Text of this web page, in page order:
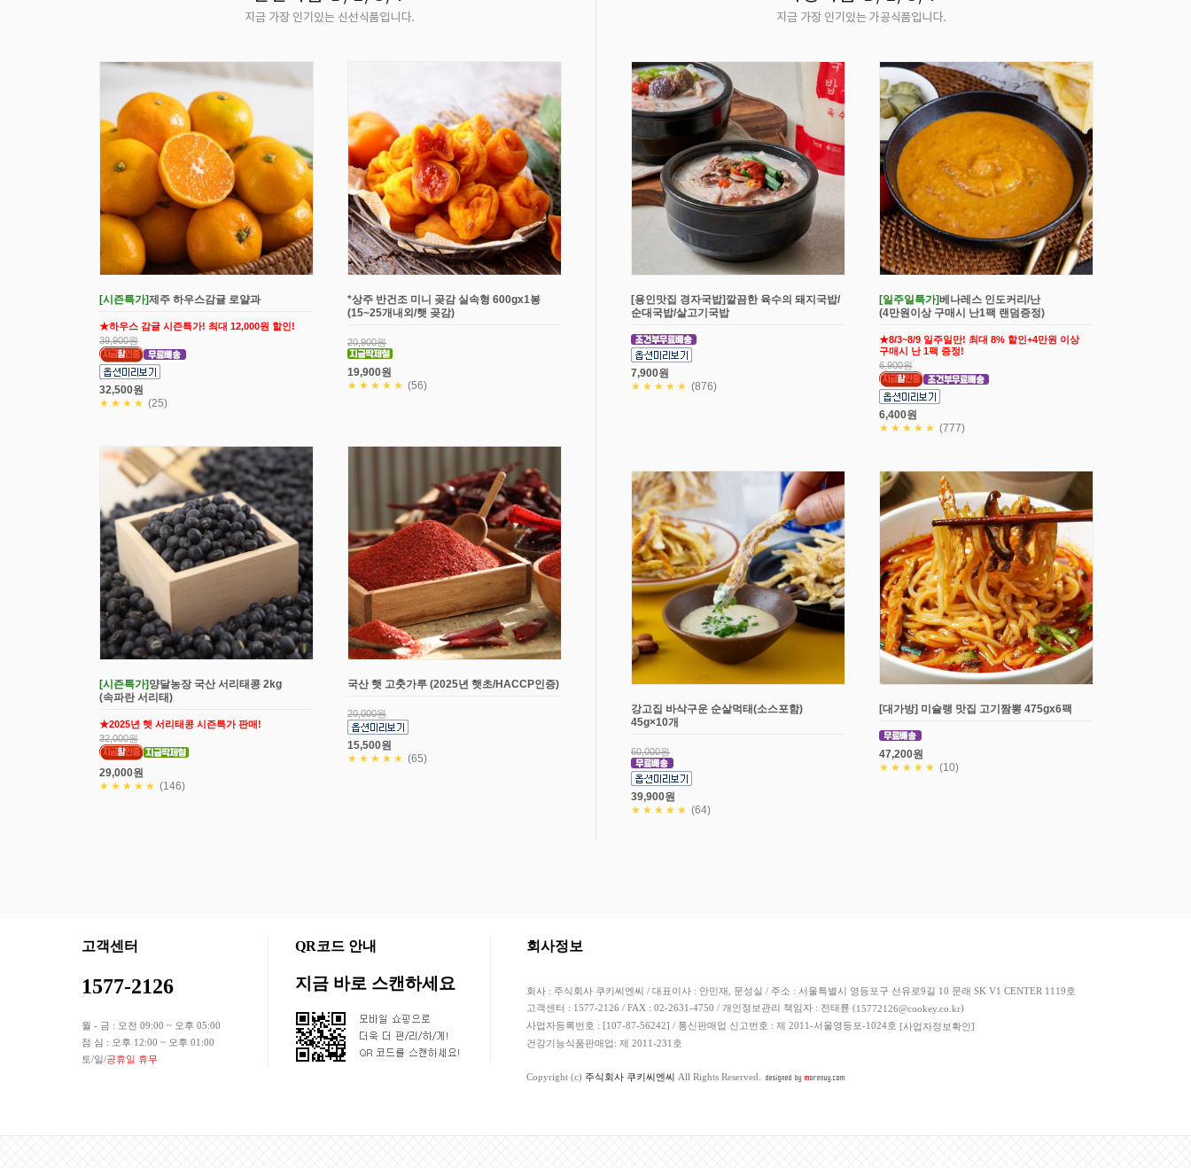
[시즌특가]제주 하우스감귤 로얄과
★하우스 감귤 시즌특가! 최대 12,000원 할인!
39,900원
32,500원
★★★★ (25)
*상주 반건조 미니 곶감 실속형 600gx1봉
(15~25개내외/햇 곶감)
20,900원
19,900원
★★★★★ (56)
[시즌특가] 양달농장 국산 서리태콩 2kg
(속파란 서리태)
★2025년 햇 서리태콩 시즌특가 판매!
32,000원
29,000원
★★★★★ (146)
국산 햇 고춧가루 (2025년 햇초/HACCP인증)
20,000원
15,500원
★★★★★ (65)
[용인맛집 경자국밥]깔끔한 육수의 돼지국밥/
순대국밥/살고기국밥
7,900원
★★★★★ (876)
[일주일특가]베나레스 인도커리/난
(4만원이상 구매시 난1팩 랜덤증정)
★8/3~8/9 일주일만! 최대 8% 할인+4만원 이상
구매시 난 1팩 증정!
6,900원
6,400원
★★★★★ (777)
강고집 바삭구운 순살먹태(소스포함)
45g×10개
60,000원
39,900원
★★★★★ (64)
[대가방] 미슐랭 맛집 고기짬뽕 475gx6팩
47,200원
★★★★★ (10)
고객센터
1577-2126
월 - 금 : 오전 09:00 ~ 오후 05:00
점 심 : 오후 12:00 ~ 오후 01:00
토/일/공휴일 휴무
QR코드 안내
지금 바로 스캔하세요
회사정보
회사 : 주식회사 쿠키씨엔씨 / 대표이사 : 안민재, 문성실 / 주소 : 서울특별시 영등포구 선유로9길 10 문래 SK V1 CENTER 1119호
고객센터 : 1577-2126 / FAX : 02-2631-4750 / 개인정보관리 책임자 : 전태륜 (15772126@cookey.co.kr)
사업자등록번호 : [107-87-56242] / 통신판매업 신고번호 : 제 2011-서울영등포-1024호 [사업자정보확인]
건강기능식품판매업: 제 2011-231호
Copyright (c) 주식회사 쿠키씨엔씨 All Rights Reserved.